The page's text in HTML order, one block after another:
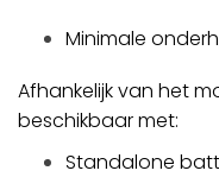
Minimale
Afhankelijk van het
beschikbaar met:
Standalone